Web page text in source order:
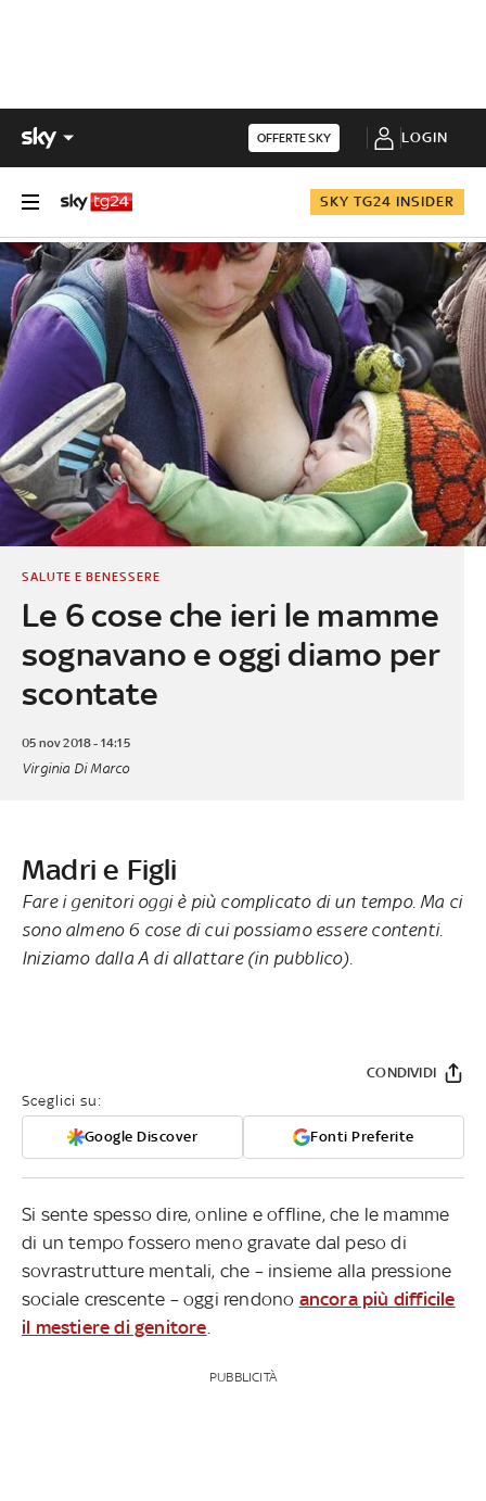
OFFERTE SKY LOGIN
SKY TG24 INSIDER
Le 6 cose che ieri le mamme
sognavano e oggi diamo per
scontate
SALUTE E BENESSERE
05 nov 2018 - 14:15
Virginia Di Marco
Madri e Figli
Fare i genitori oggi è più complicato di un tempo. Ma ci
sono almeno 6 cose di cui possiamo essere contenti.
Iniziamo dalla A di allattare (in pubblico).
Sceglici su:
Google Discover Fonti Preferite
CONDIVIDI
Si sente spesso dire, online e offline, che le mamme
di un tempo fossero meno gravate dal peso di
sovrastrutture mentali, che – insieme alla pressione
sociale crescente – oggi rendono ancora più difficile
il mestiere di genitore
PUBBLICITÀ